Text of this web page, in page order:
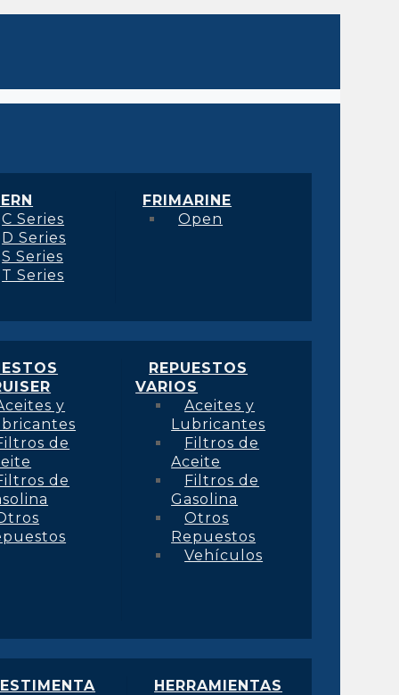
C Series
D Series
S Series
T Series
FRIMARINE
Open
y
de
de
REPUESTOS
VARIOS
Aceites y
Lubricantes
Filtros de
Aceite
Filtros de
Gasolina
Otros
Repuestos
Vehículos
HERRAMIENTAS